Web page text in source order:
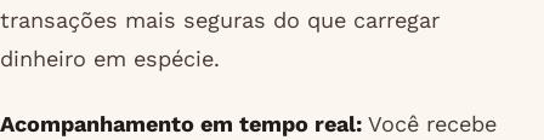
transações mais seguras do que carregar
dinheiro em espécie.
Acompanhamento em tempo real: Você recebe